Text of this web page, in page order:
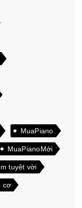
MuaPiano
MuaPianoMới
tuyệt vời
cơ